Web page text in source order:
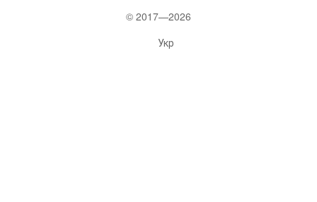
© 2017—2026
Укр